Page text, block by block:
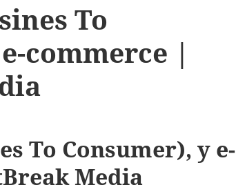
To
commerce |
To Consumer), y e-
Media